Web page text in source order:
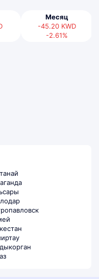
Месяц
-45.20 KWD
-2.61%